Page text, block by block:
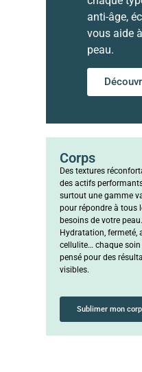
anti-âge,
vous aide
peau.
Corps
Des textures
des actifs
surtout une gamme
pour répondre à tous
besoins de votre peau.
Hydratation, fermeté,
cellulite… chaque soin
pensé pour des
visibles.
Sublimer mon